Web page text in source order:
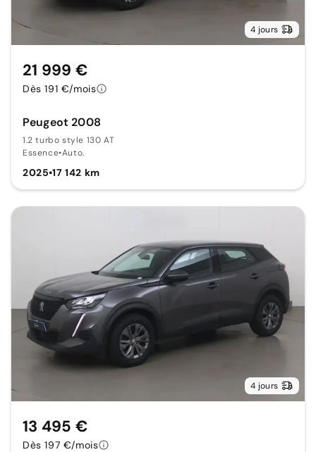
4 jours
Peugeot 2008
1.2 turbo style 130 AT
Essence•Auto.
2025•17 142 km
21 999 €
Dès 191 €/mois
4 jours
13 495 €
Dès 197 €/mois